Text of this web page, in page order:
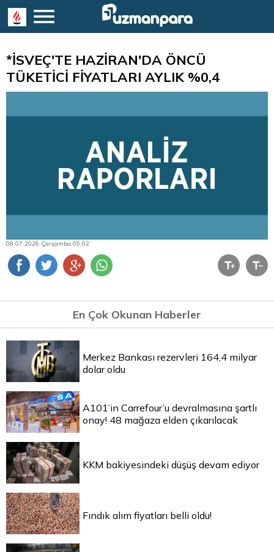
*İSVEÇ'TE HAZİRAN'DA ÖNCÜ
TÜKETİCİ FİYATLARI AYLIK %0,4
08.07.2026 Çarşamba 09:02
En Çok Okunan Haberler
Merkez Bankası rezervleri 164,4 milyar
dolar oldu
A101’in Carrefour’u devralmasına şartlı
onay! 48 mağaza elden çıkarılacak
KKM bakiyesindeki düşüş devam ediyor
Fındık alım fiyatları belli oldu!